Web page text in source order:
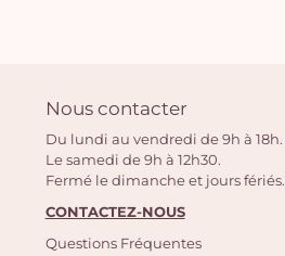
Nous contacter
Du lundi au vendredi de 9h à 18h.
Le samedi de 9h à 12h30.
Fermé le dimanche et jours fériés.
CONTACTEZ-NOUS
Questions Fréquentes